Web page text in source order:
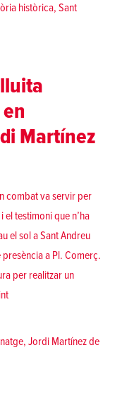
històrica, Sant
Martínez
combat va servir per
testimoni que n’ha
el sol a Sant Andreu
a Pl. Comerç.
per realitzar un
«Emotivitat, força i lluita
, Jordi Martínez de